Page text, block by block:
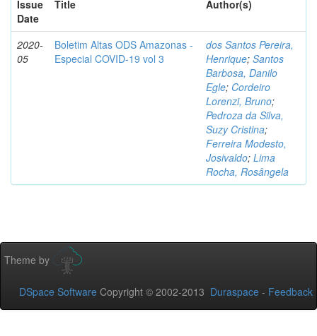
Issue
Date
Title Author(s)
2020-
05
Boletim Altas ODS Amazonas -
Especial COVID-19 vol 3
dos Santos Pereira,
Henrique; Santos
Barbosa, Danilo
Egle; Cordeiro
Lorenzi, Bruno;
Pedroza da Silva,
Suzy Cristina;
Ferreira Modesto,
Josivaldo; Lima
Rocha, Rosângela
Theme by
DSpace Software Copyright © 2002-2013 Duraspace - Feedback